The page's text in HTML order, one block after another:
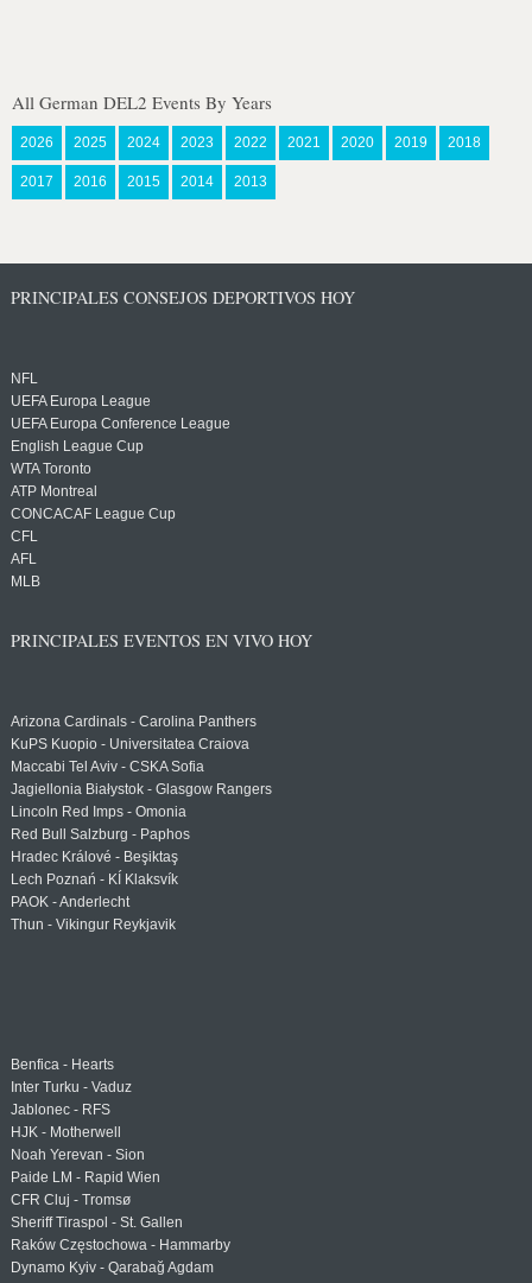
All German DEL2 Events By Years
2026 2025 2024 2023 2022 2021 2020 2019 2018
2017 2016 2015 2014 2013
PRINCIPALES CONSEJOS DEPORTIVOS HOY
NFL
UEFA Europa League
UEFA Europa Conference League
English League Cup
WTA Toronto
ATP Montreal
CONCACAF League Cup
CFL
AFL
MLB
PRINCIPALES EVENTOS EN VIVO HOY
Arizona Cardinals - Carolina Panthers
KuPS Kuopio - Universitatea Craiova
Maccabi Tel Aviv - CSKA Sofia
Jagiellonia Białystok - Glasgow Rangers
Lincoln Red Imps - Omonia
Red Bull Salzburg - Paphos
Hradec Králové - Beşiktaş
Lech Poznań - KÍ Klaksvík
PAOK - Anderlecht
Thun - Vikingur Reykjavik
Benfica - Hearts
Inter Turku - Vaduz
Jablonec - RFS
HJK - Motherwell
Noah Yerevan - Sion
Paide LM - Rapid Wien
CFR Cluj - Tromsø
Sheriff Tiraspol - St. Gallen
Raków Częstochowa - Hammarby
Dynamo Kyiv - Qarabağ Agdam